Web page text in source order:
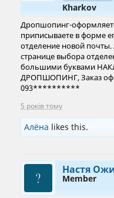
Kharkov
Дропшопинг-
приписываете в форме
отделение новой почты.
странице выбора
большими буквами
ДРОПШОПИНГ, Заказ
093**********
5 років тому
Алёна likes this.
Настя
Member